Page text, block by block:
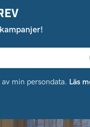
min persondata. Läs